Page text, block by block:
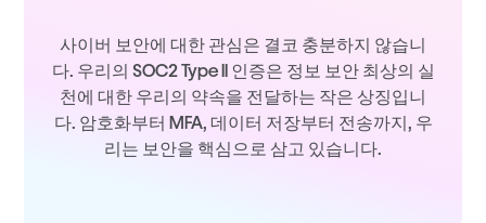
사이버 보안에 대한 관심은 결코 충분하지 않습니
다. 우리의 SOC2 Type II 인증은 정보 보안 최상의 실
천에 대한 우리의 약속을 전달하는 작은 상징입니
다. 암호화부터 MFA, 데이터 저장부터 전송까지, 우
리는 보안을 핵심으로 삼고 있습니다.